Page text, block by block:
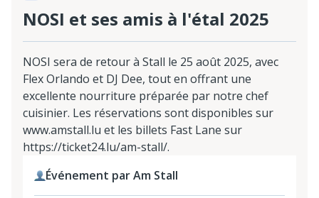
NOSI et ses amis à l'étal 2025
NOSI sera de retour à Stall le 25 août 2025, avec
Flex Orlando et DJ Dee, tout en offrant une
excellente nourriture préparée par notre chef
cuisinier. Les réservations sont disponibles sur
www.amstall.lu et les billets Fast Lane sur
https://ticket24.lu/am-stall/.
Événement par Am Stall